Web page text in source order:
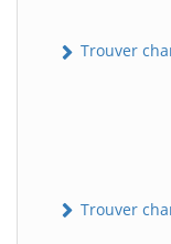
Trouver
Trouver